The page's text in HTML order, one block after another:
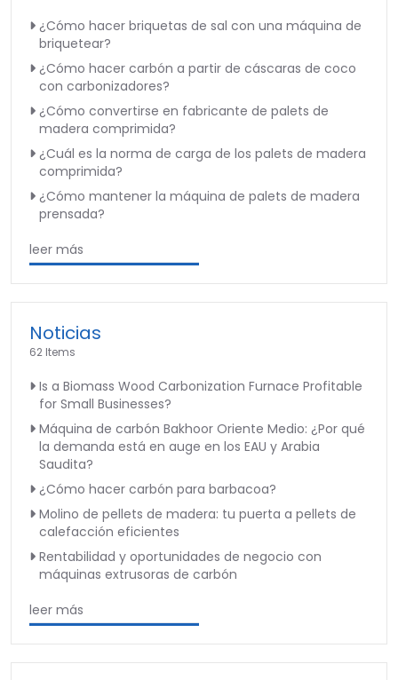
¿Cómo hacer briquetas de sal con una máquina de
briquetear?
¿Cómo hacer carbón a partir de cáscaras de coco
con carbonizadores?
¿Cómo convertirse en fabricante de palets de
madera comprimida?
¿Cuál es la norma de carga de los palets de madera
comprimida?
¿Cómo mantener la máquina de palets de madera
prensada?
leer más
Noticias
62 Items
Is a Biomass Wood Carbonization Furnace Profitable
for Small Businesses?
Máquina de carbón Bakhoor Oriente Medio: ¿Por qué
la demanda está en auge en los EAU y Arabia
Saudita?
¿Cómo hacer carbón para barbacoa?
Molino de pellets de madera: tu puerta a pellets de
calefacción eficientes
Rentabilidad y oportunidades de negocio con
máquinas extrusoras de carbón
leer más